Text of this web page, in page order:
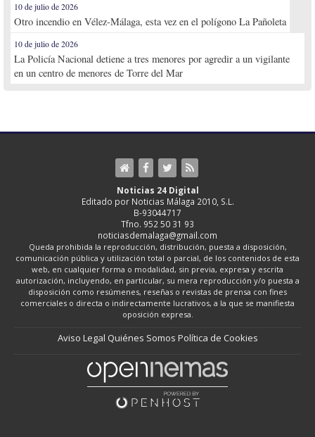
10 de julio de 2026
Otro incendio en Vélez-Málaga, esta vez en el polígono La Pañoleta
10 de julio de 2026
La Policía Nacional detiene a tres menores por agredir a un vigilante
en un centro de menores de Torre del Mar
Noticias 24 Digital
Editado por Noticias Málaga 2010, S.L.
B-93044717
Tfno. 952 50 31 93
noticiasdemalaga@gmail.com
Queda prohibida la reproducción, distribución, puesta a disposición,
comunicación pública y utilización total o parcial, de los contenidos de esta
web, en cualquier forma o modalidad, sin previa, expresa y escrita
autorización, incluyendo, en particular, su mera reproducción y/o puesta a
disposición como resúmenes, reseñas o revistas de prensa con fines
comerciales o directa o indirectamente lucrativos, a la que se manifiesta
oposición expresa.
Aviso Legal Quiénes Somos Política de Cookies